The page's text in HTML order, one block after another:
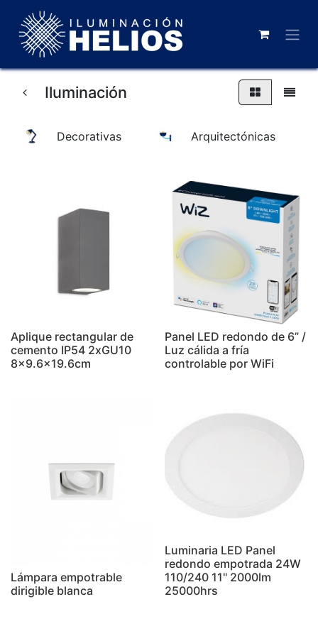
Iluminación
Decorativas Arquitectónicas
Aplique rectangular de
cemento IP54 2xGU10
8x9.6x19.6cm
Panel LED redondo de 6” /
Luz cálida a fría
controlable por WiFi
Lámpara empotrable
dirigible blanca
Luminaria LED Panel
redondo empotrada 24W
110/240 11" 2000lm
25000hrs